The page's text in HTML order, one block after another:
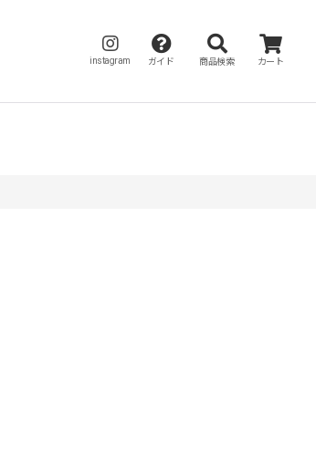
instagram ガイド 商品検索 カート